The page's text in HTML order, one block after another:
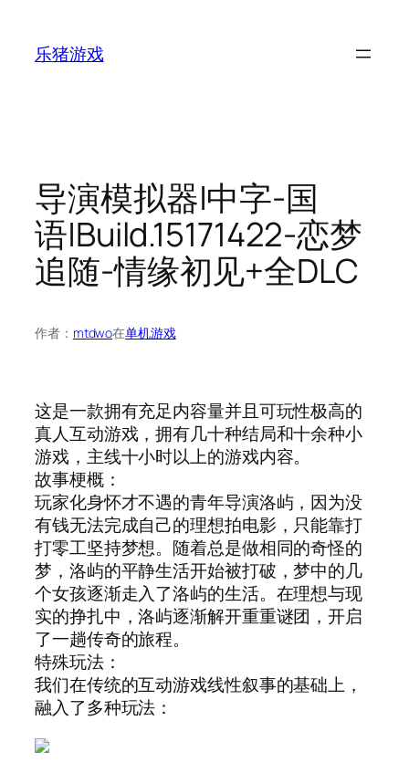
乐猪游戏
导演模拟器|中字-国
语|Build.15171422-恋梦
追随-情缘初见+全DLC
作者： mtdwo在单机游戏
这是一款拥有充足内容量并且可玩性极高的
真人互动游戏，拥有几十种结局和十余种小
游戏，主线十小时以上的游戏内容。
故事梗概：
玩家化身怀才不遇的青年导演洛屿，因为没
有钱无法完成自己的理想拍电影，只能靠打
打零工坚持梦想。随着总是做相同的奇怪的
梦，洛屿的平静生活开始被打破，梦中的几
个女孩逐渐走入了洛屿的生活。在理想与现
实的挣扎中，洛屿逐渐解开重重谜团，开启
了一趟传奇的旅程。
特殊玩法：
我们在传统的互动游戏线性叙事的基础上，
融入了多种玩法：